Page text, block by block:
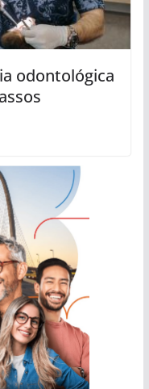
odontológica